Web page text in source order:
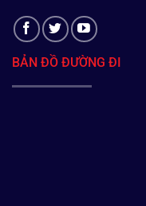
BẢN ĐỒ ĐƯỜNG ĐI